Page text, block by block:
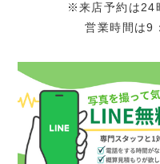
※来店予約は24
営業時間は9